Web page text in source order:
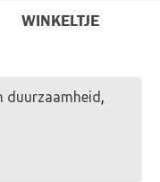
WINKELTJE
duurzaamheid ,